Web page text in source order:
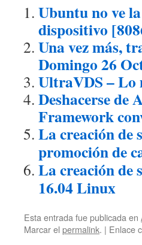
Ubuntu no ve
dispositivo
Una vez más,
Domingo 26
UltraVDS – Lo
Deshacerse
Framework
La creación
promoción de
La creación de
16.04 Linux
Esta entrada fue publicada en
Marcar el permalink. | Enlace